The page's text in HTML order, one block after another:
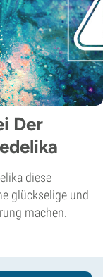
Der
diese
glückselige und
machen.